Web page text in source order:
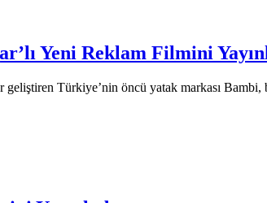
Yeni Reklam Filmini
Türkiye’nin öncü yatak markası